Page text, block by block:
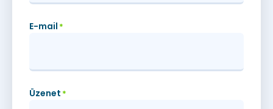
E-mail *
Üzenet *